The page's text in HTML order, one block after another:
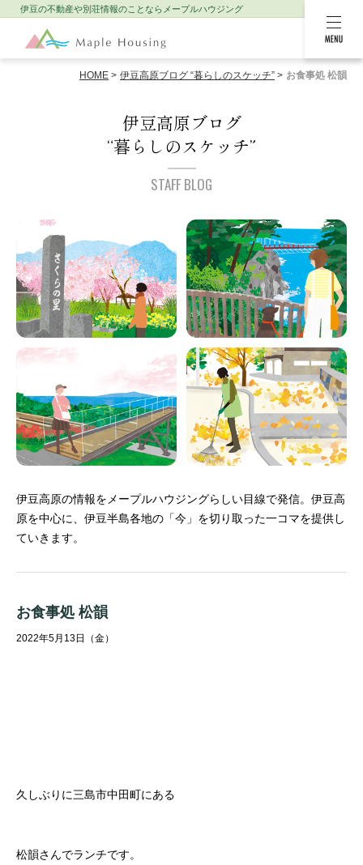
MENU
伊豆の不動産や別荘情報のことなら メープルハウジング
HOME 伊豆高原ブログ “暮らしのスケッチ” お食事処 松韻
伊豆高原ブログ
“暮らしのスケッチ”
STAFF BLOG
伊豆高原の情報をメープルハウジングらしい目線で発信。 伊豆高
原を中心に、伊豆半島各地の「今」を切り取った一コマを提供し
ていきます。
お食事処 松韻
2022年5月13日（金）
久しぶりに三島市中田町にある
松韻さんでランチです。